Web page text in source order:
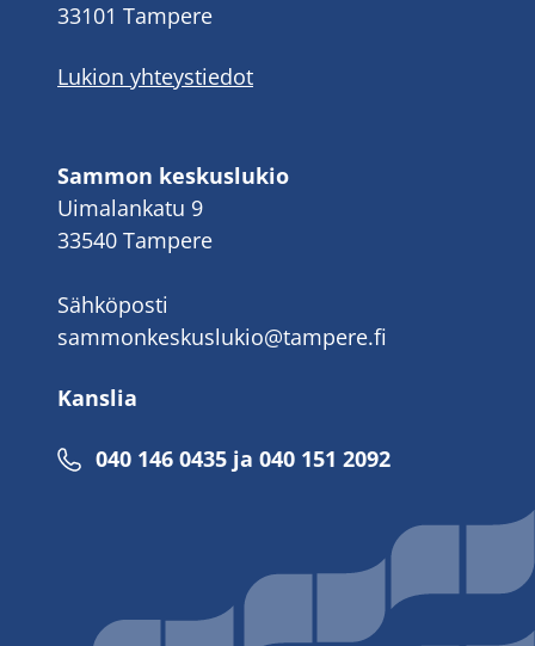
33101 Tampere
Lukion yhteystiedot
Sammon keskuslukio
Uimalankatu 9
33540 Tampere
Sähköposti
sammonkeskuslukio@tampere.fi
Kanslia
040 146 0435 ja 040 151 2092